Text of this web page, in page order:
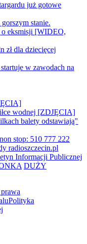
już gotowe
stanie.
o eksmisji [WIDEO,
zł dla dziecięcej
w zawodach na
wodnej [ZDJĘCIA]
balety odstawiają"
stop: 510 777 222
radioszczecin.pl
Informacji Publicznej
DUŻY
Polityka